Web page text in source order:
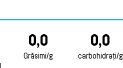
0,0
Grăsimi/g
0,0
carbohidrați/g